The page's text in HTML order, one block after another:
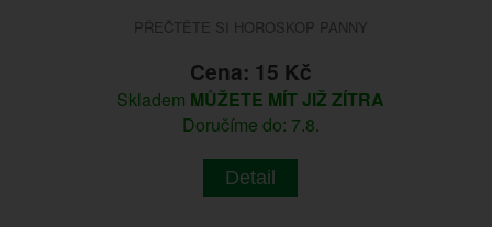
PŘEČTĚTE SI HOROSKOP PANNY
Cena: 15 Kč
Skladem MŮŽETE MÍT JIŽ ZÍTRA
Doručíme do: 7.8.
Detail